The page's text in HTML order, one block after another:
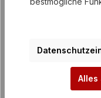
Alles